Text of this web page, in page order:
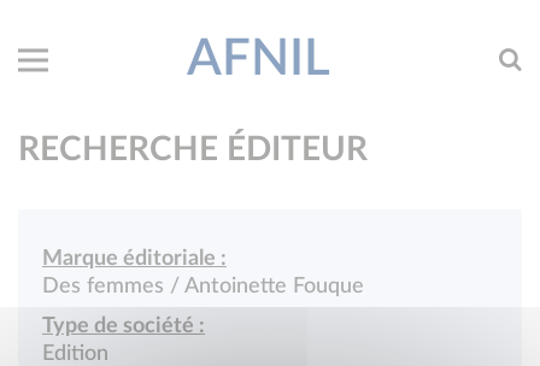
AFNIL
RECHERCHE ÉDITEUR
Marque éditoriale :
Des femmes / Antoinette Fouque
Type de société :
Edition